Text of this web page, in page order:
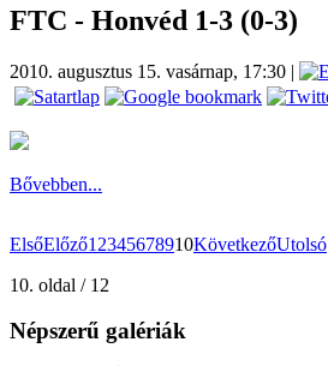
FTC - Honvéd 1-3 (0-3)
2010. augusztus 15. vasárnap, 17:30 |
Bővebben...
ElsőElőző1 2345678910KövetkezőUtolsó
10. oldal / 12
Népszerű galériák